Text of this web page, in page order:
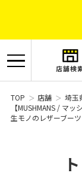
店舗検
TOP 店舗 埼玉
【MUSHMANS / マ
生モノのレザーブー